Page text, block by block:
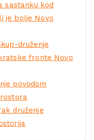
sastanku kod
je bolje Novo
druženje
fronte Novo
povodom
druženje